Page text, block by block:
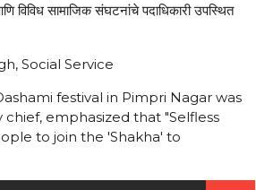
विविध सामाजिक संघटनांचे पदाधिकारी उपस्थित
Social Service
festival in Pimpri Nagar was
emphasized that "Selfless
to join the 'Shakha' to